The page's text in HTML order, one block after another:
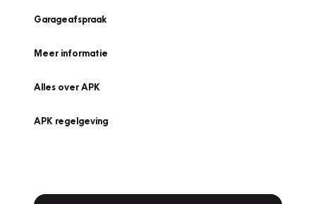
Garageafspraak
Meer informatie
Alles over APK
APK regelgeving